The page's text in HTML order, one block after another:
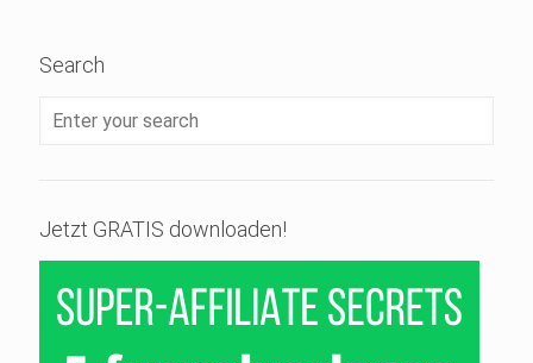
Search
Jetzt GRATIS downloaden!